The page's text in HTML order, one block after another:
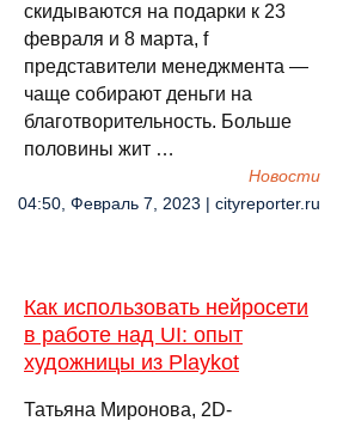
скидываются на подарки к 23
февраля и 8 марта, f
представители менеджмента —
чаще собирают деньги на
благотворительность. Больше
половины жит …
Новости
04:50, Февраль 7, 2023 | cityreporter.ru
Как использовать нейросети
в работе над UI: опыт
художницы из Playkot
Татьяна Миронова, 2D-